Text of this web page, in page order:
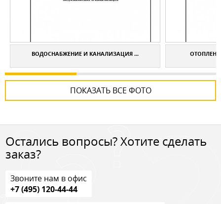
ВОДОСНАБЖЕНИЕ И КАНАЛИЗАЦИЯ ...
ПОКАЗАТЬ ВСЕ ФОТО
Остались вопросы? Хотите сделать
заказ?
Звоните нам в офис
+7 (495) 120-44-44